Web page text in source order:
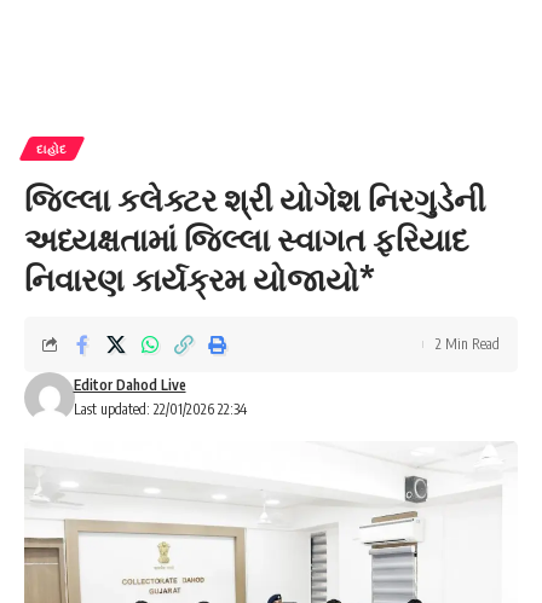
દાહોદ
જિલ્લા કલેક્ટર શ્રી યોગેશ નિરગુડેની
અધ્યક્ષતામાં જિલ્લા સ્વાગત ફરિયાદ
નિવારણ કાર્યક્રમ યોજાયો*
Last updated: 22/01/2026 22:34
Editor Dahod Live
2 Min Read